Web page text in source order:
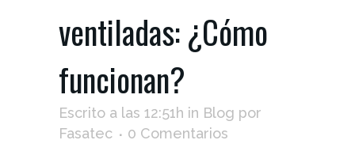
ventiladas: ¿Cómo
funcionan?
Escrito a las 12:51h in Blog por
Fasatec
0 Comentarios